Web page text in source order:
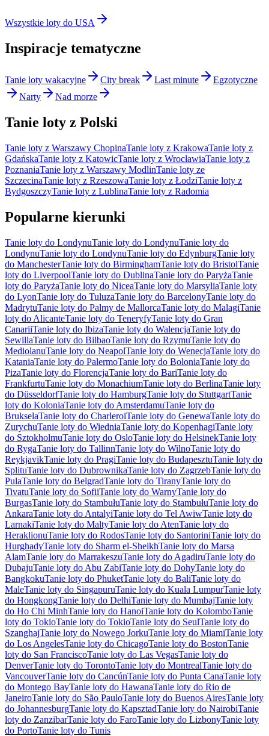
Wszystkie loty do USA
Inspiracje tematyczne
Tanie loty wakacyjne City break Last minute
Egzotyczne
Narty
Nad morze
Tanie loty z Polski
Tanie loty z Warszawy ChopinaTanie loty z KrakowaTanie loty z
GdańskaTanie loty z KatowicTanie loty z WrocławiaTanie loty z
PoznaniaTanie loty z Warszawy ModlinTanie loty ze
SzczecinaTanie loty z RzeszowaTanie loty z ŁodziTanie loty z
BydgoszczyTanie loty z LublinaTanie loty z Radomia
Popularne kierunki
Tanie loty do LondynuTanie loty do LondynuTanie loty do
LondynuTanie loty do LondynuTanie loty do EdynburgTanie loty
do ManchesterTanie loty do BirminghamTanie loty do BristolTanie
loty do LiverpoolTanie loty do DublinaTanie loty do ParyżaTanie
loty do ParyżaTanie loty do NiceaTanie loty do MarsyliaTanie loty
do LyonTanie loty do TuluzaTanie loty do BarcelonyTanie loty do
MadrytuTanie loty do Palmy de MallorcaTanie loty do MalagiTanie
loty do AlicanteTanie loty do TeneryfyTanie loty do Gran
CanariiTanie loty do IbizaTanie loty do WalencjaTanie loty do
SewillaTanie loty do BilbaoTanie loty do RzymuTanie loty do
MediolanuTanie loty do NeapolTanie loty do WenecjaTanie loty do
KataniaTanie loty do PalermoTanie loty do BoloniaTanie loty do
PizaTanie loty do FlorencjaTanie loty do BariTanie loty do
FrankfurtuTanie loty do MonachiumTanie loty do BerlinaTanie loty
do DüsseldorfTanie loty do HamburgTanie loty do StuttgartTanie
loty do KoloniaTanie loty do AmsterdamuTanie loty do
BrukselaTanie loty do CharleroiTanie loty do GenewaTanie loty do
ZurychuTanie loty do WiedniaTanie loty do KopenhagiTanie loty
do SztokholmuTanie loty do OsloTanie loty do HelsinekTanie loty
do RygaTanie loty do TallinnTanie loty do WilnoTanie loty do
ReykjavikTanie loty do PragiTanie loty do BudapesztuTanie loty do
SplituTanie loty do DubrownikaTanie loty do ZagrzebTanie loty do
PulaTanie loty do BelgradTanie loty do TiranyTanie loty do
TivatuTanie loty do SofiiTanie loty do WarnyTanie loty do
BurgasTanie loty do StambułuTanie loty do StambułuTanie loty do
AnkaraTanie loty do AntalyiTanie loty do Tel AwiwTanie loty do
LarnakiTanie loty do MaltyTanie loty do AtenTanie loty do
HeraklionuTanie loty do RodosTanie loty do SantoriniTanie loty do
HurghadyTanie loty do Sharm el-SheikhTanie loty do Marsa
AlamTanie loty do MarrakeszuTanie loty do AgadiruTanie loty do
DubajuTanie loty do Abu ZabiTanie loty do DohyTanie loty do
BangkokuTanie loty do PhuketTanie loty do BaliTanie loty do
MaleTanie loty do SingapuruTanie loty do Kuala LumpurTanie loty
do HongkongTanie loty do DelhiTanie loty do MumbajTanie loty
do Ho Chi MinhTanie loty do HanoiTanie loty do KolomboTanie
loty do TokioTanie loty do TokioTanie loty do SeulTanie loty do
SzanghajTanie loty do Nowego JorkuTanie loty do MiamiTanie loty
do Los AngelesTanie loty do ChicagoTanie loty do BostonTanie
loty do San FranciscoTanie loty do Las VegasTanie loty do
DenverTanie loty do TorontoTanie loty do MontrealTanie loty do
VancouverTanie loty do CancúnTanie loty do Punta CanaTanie loty
do Montego BayTanie loty do HawanaTanie loty do Rio de
JaneiroTanie loty do São PauloTanie loty do Buenos AiresTanie loty
do JohannesburgTanie loty do KapsztadTanie loty do NairobiTanie
loty do ZanzibarTanie loty do FaroTanie loty do LizbonyTanie loty
do PortoTanie loty do Tunis